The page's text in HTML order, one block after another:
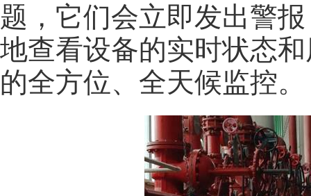
题，它们会立即发出警
地查看设备的实时状态
的全方位、全天候监控。